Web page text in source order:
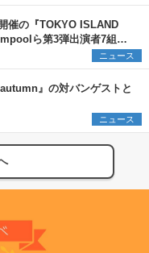
催の『TOKYO ISLAND
ら第3弾出演者7組を
アート出展者を募集ニュース
』の対バンゲストと
ニュース